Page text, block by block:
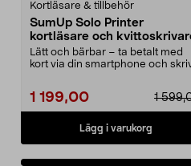
Kortläsare & tillbehör
SumUp Solo Printer
kortläsare och
Lätt och bärbar – ta betalt med
kort via din smartphone och
1
1 199,00
Lägg i varukorg